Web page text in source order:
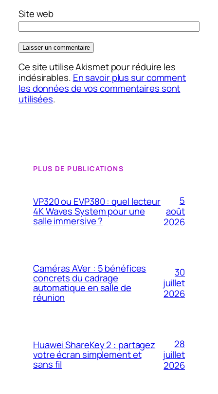
Site web
Ce site utilise Akismet pour réduire les
indésirables. En savoir plus sur comment
les données de vos commentaires sont
utilisées.
PLUS DE PUBLICATIONS
VP320 ou EVP380 : quel lecteur
4K Waves System pour une
salle immersive ?
5
août
2026
Caméras AVer : 5 bénéfices
concrets du cadrage
automatique en salle de
réunion
30
juillet
2026
Huawei ShareKey 2 : partagez
votre écran simplement et
sans fil
28
juillet
2026